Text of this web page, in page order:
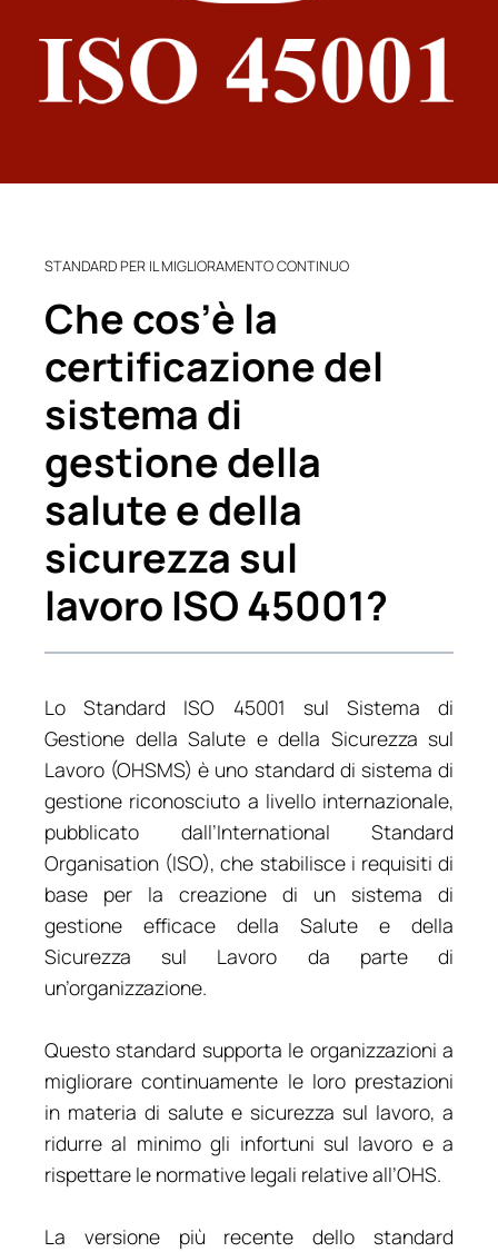
STANDARD PER IL MIGLIORAMENTO CONTINUO
Che cos’è la
certificazione del
sistema di
gestione della
salute e della
sicurezza sul
lavoro ISO 45001?
Lo Standard ISO 45001 sul Sistema di
Gestione della Salute e della Sicurezza sul
Lavoro (OHSMS) è uno standard di sistema di
gestione riconosciuto a livello internazionale,
pubblicato dall’International Standard
Organisation (ISO), che stabilisce i requisiti di
base per la creazione di un sistema di
gestione efficace della Salute e della
Sicurezza sul Lavoro da parte di
un’organizzazione.
Questo standard supporta le organizzazioni a
migliorare continuamente le loro prestazioni
in materia di salute e sicurezza sul lavoro, a
ridurre al minimo gli infortuni sul lavoro e a
rispettare le normative legali relative all’OHS.
La versione più recente dello standard